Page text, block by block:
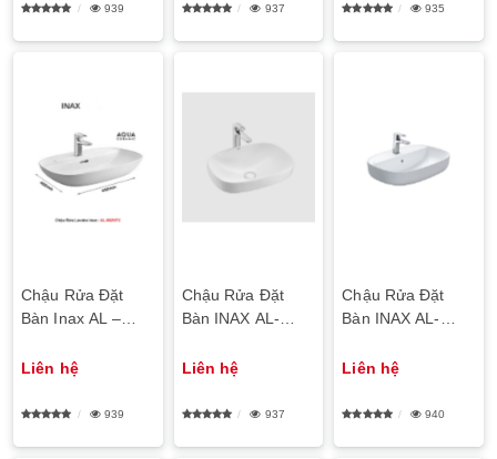
939 937 935
Chậu Rửa Đặt
Bàn Inax AL –
Liên hệ
939
Chậu Rửa Đặt
Bàn INAX AL-
Liên hệ
937
Chậu Rửa Đặt
Bàn INAX AL-
Liên hệ
940